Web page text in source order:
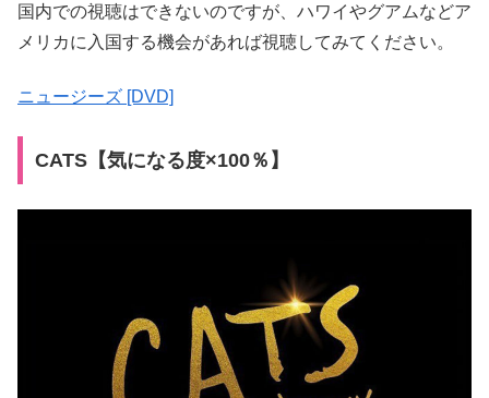
国内での視聴はできないのですが、ハワイやグアムなどア
メリカに入国する機会があれば視聴してみてください。
ニュージーズ [DVD]
CATS【気になる度×100％】